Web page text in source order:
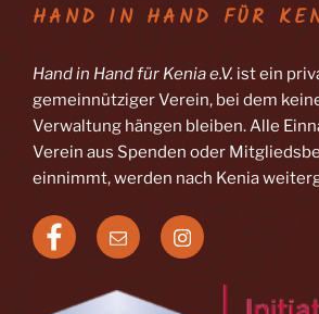
HAND IN HAND FÜR
Hand in Hand für Kenia e.V. ist ein
gemeinnütziger Verein, bei dem
Verwaltung hängen bleiben. Alle
Verein aus Spenden oder
einnimmt, werden nach Kenia
Facebook
E-
Mail
Instagram